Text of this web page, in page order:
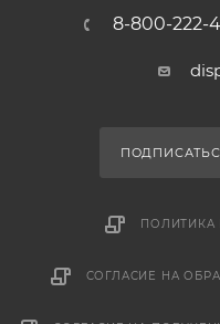
8-800-222-
ПОЛИТИКА
СОГЛАСИЕ НА